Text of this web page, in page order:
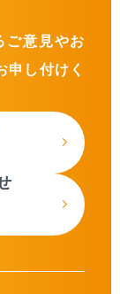
意見やお
申し付けく